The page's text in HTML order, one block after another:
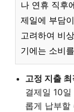
나 연휴 직후
제일에 부담
고려하여 비
기에는 소비
고정 지출
결제일 10
롭게 납부할